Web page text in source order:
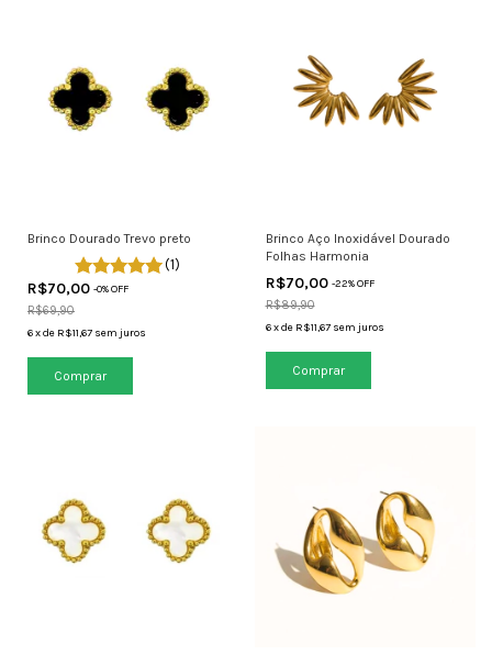
Brinco Dourado Trevo preto
(1)
R$70,00 -0% OFF
R$69,90
6xde R$11,67 sem juros
Brinco Aço Inoxidável Dourado
Folhas Harmonia
R$70,00 -22% OFF
R$89,90
6 xde R$11,67 sem juros